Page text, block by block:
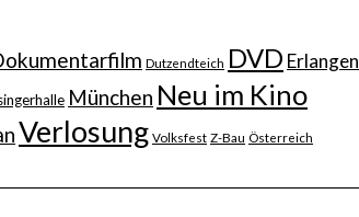
Dutzendteich DVD Erlangen
München Neu im Kino
Verlosung Volksfest Z-Bau Österreich